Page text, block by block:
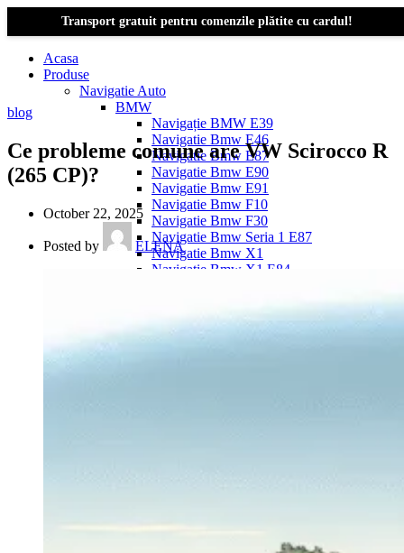
Transport gratuit pentru comenzile plătite cu cardul!
Acasa
Produse
Navigatie Auto
BMW
Navigație BMW E39
Navigatie Bmw E46
Navigatie Bmw E87
Navigatie Bmw E90
Navigatie Bmw E91
Navigatie Bmw F10
Navigatie Bmw F30
Navigatie Bmw Seria 1 E87
Navigatie Bmw X1
Navigatie Bmw X1 E84
Navigatie BMW X3 f25
Dacia Logan
blog
Ce probleme comune are VW Scirocco R
(265 CP)?
October 22, 2025
Posted by ELENA